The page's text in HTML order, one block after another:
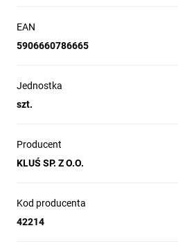
EAN
5906660786665
Jednostka
szt.
Producent
KLUŚ SP. Z O.O.
Kod producenta
42214